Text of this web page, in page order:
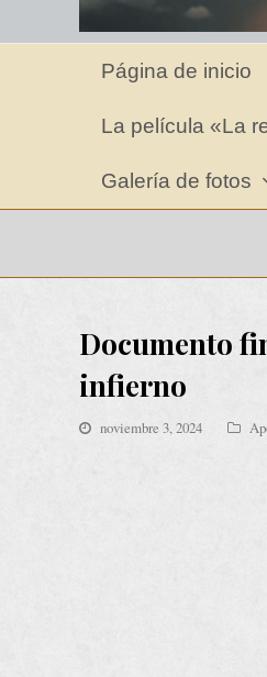
Página de inicio
La película «La
Galería de fotos
Documento
infierno
noviembre 3, 2024